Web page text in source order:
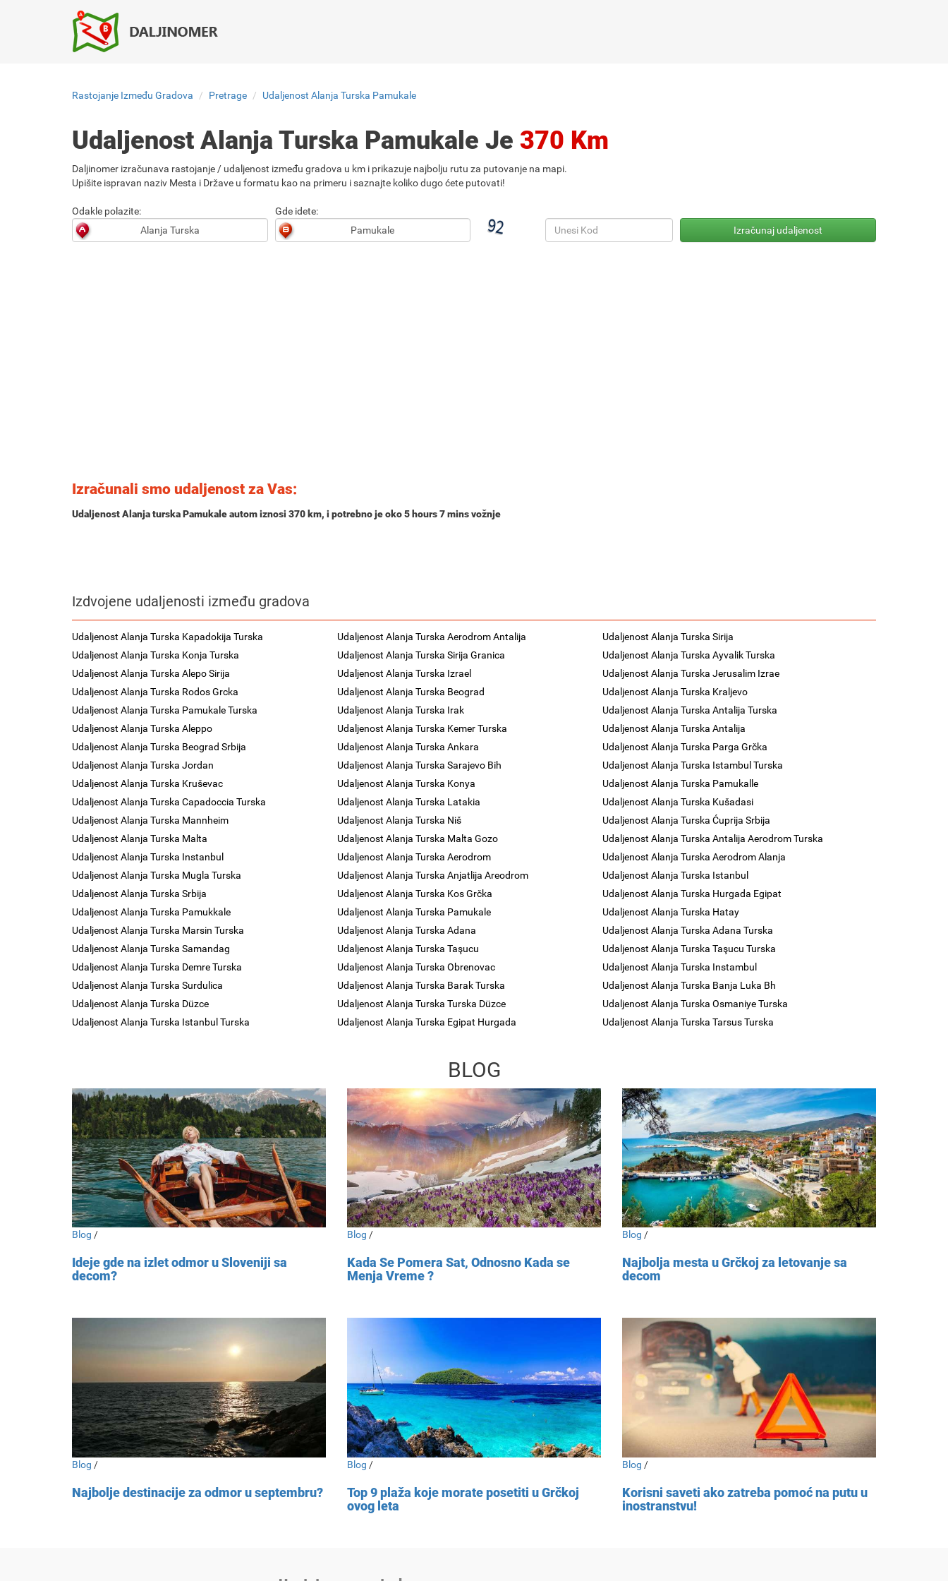
Rastojanje Između Gradova Pretrage Udaljenost Alanja Turska Pamukale
Udaljenost Alanja Turska Pamukale Je 370 Km
Daljinomer izračunava rastojanje / udaljenost između gradova u km i prikazuje najbolju rutu za putovanje na mapi.
Upišite ispravan naziv Mesta i Države u formatu kao na primeru i saznajte koliko dugo ćete putovati!
Odakle polazite: Gde idete:
Izračunali smo udaljenost za Vas:
Udaljenost Alanja turska Pamukale autom iznosi 370 km, i potrebno je oko5 hours 7 minsvožnje
Izdvojene udaljenosti između gradova
Udaljenost Alanja Turska Kapadokija Turska Udaljenost Alanja Turska Aerodrom Antalija
Udaljenost Alanja Turska Sirija
Udaljenost Alanja Turska Konja Turska
Udaljenost Alanja Turska Sirija Granica
Udaljenost Alanja Turska Ayvalik Turska
Udaljenost Alanja Turska Alepo Sirija
Udaljenost Alanja Turska Izrael
Udaljenost Alanja Turska Jerusalim Izrae
Udaljenost Alanja Turska Rodos Grcka
Udaljenost Alanja Turska Beograd
Udaljenost Alanja Turska Kraljevo
Udaljenost Alanja Turska Pamukale Turska
Udaljenost Alanja Turska Irak
Udaljenost Alanja Turska Antalija Turska
Udaljenost Alanja Turska Aleppo
Udaljenost Alanja Turska Kemer Turska
Udaljenost Alanja Turska Antalija
Udaljenost Alanja Turska Beograd Srbija
Udaljenost Alanja Turska Ankara
Udaljenost Alanja Turska Parga Grčka
Udaljenost Alanja Turska Jordan
Udaljenost Alanja Turska Sarajevo Bih
Udaljenost Alanja Turska Istambul Turska
Udaljenost Alanja Turska Kruševac
Udaljenost Alanja Turska Konya
Udaljenost Alanja Turska Pamukalle
Udaljenost Alanja Turska Capadoccia Turska
Udaljenost Alanja Turska Latakia
Udaljenost Alanja Turska Kušadasi
Udaljenost Alanja Turska Mannheim
Udaljenost Alanja Turska Niš
Udaljenost Alanja Turska Ćuprija Srbija
Udaljenost Alanja Turska Malta
Udaljenost Alanja Turska Malta Gozo
Udaljenost Alanja Turska Antalija Aerodrom Turska
Udaljenost Alanja Turska Instanbul
Udaljenost Alanja Turska Aerodrom
Udaljenost Alanja Turska Aerodrom Alanja
Udaljenost Alanja Turska Mugla Turska
Udaljenost Alanja Turska Anjatlija Areodrom
Udaljenost Alanja Turska Istanbul
Udaljenost Alanja Turska Srbija
Udaljenost Alanja Turska Kos Grčka
Udaljenost Alanja Turska Hurgada Egipat
Udaljenost Alanja Turska Pamukkale
Udaljenost Alanja Turska Pamukale
Udaljenost Alanja Turska Hatay
Udaljenost Alanja Turska Marsin Turska
Udaljenost Alanja Turska Adana
Udaljenost Alanja Turska Adana Turska
Udaljenost Alanja Turska Samandag
Udaljenost Alanja Turska Taşucu
Udaljenost Alanja Turska Taşucu Turska
Udaljenost Alanja Turska Demre Turska
Udaljenost Alanja Turska Obrenovac
Udaljenost Alanja Turska Instambul
Udaljenost Alanja Turska Surdulica
Udaljenost Alanja Turska Barak Turska
Udaljenost Alanja Turska Banja Luka Bh
Udaljenost Alanja Turska Düzce
Udaljenost Alanja Turska Turska Düzce
Udaljenost Alanja Turska Osmaniye Turska
Udaljenost Alanja Turska Istanbul Turska
Udaljenost Alanja Turska Egipat Hurgada Udaljenost Alanja Turska Tarsus Turska
BLOG
Blog /
Ideje gde na izlet odmor u Sloveniji sa
decom?
Blog /
Kada Se Pomera Sat, Odnosno Kada se
Menja Vreme ?
Blog /
Najbolja mesta u Grčkoj za letovanje sa
decom
Blog /
Najbolje destinacije za odmor u septembru?
Blog /
Top 9 plaža koje morate posetiti u Grčkoj
ovog leta
Blog /
Korisni saveti ako zatreba pomoć na putu u
inostranstvu!